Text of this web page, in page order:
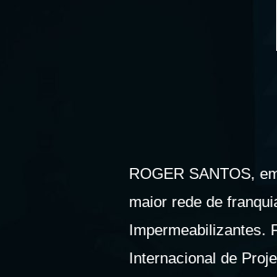
ROGER SANTOS,
maior rede de
Impermeabilizantes.
Internacional de